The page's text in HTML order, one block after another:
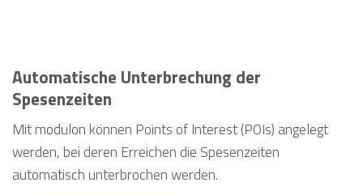
Automatische Unterbrechung der
Spesenzeiten
Mit modulon können Points of Interest (POIs) angelegt
werden, bei deren Erreichen die Spesenzeiten
automatisch unterbrochen werden.